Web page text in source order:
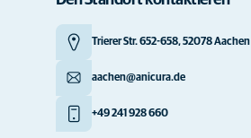
Trierer Str. 652-658, 52078 Aachen
aachen@anicura.de
+49 241 928 660